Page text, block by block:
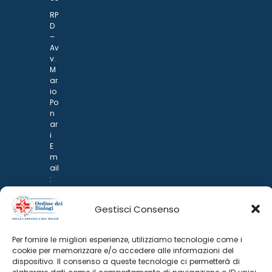
Gestisci Consenso
Per fornire le migliori esperienze, utilizziamo tecnologie come i
cookie per memorizzare e/o accedere alle informazioni del
dispositivo. Il consenso a queste tecnologie ci permetterà di
RP
D
–
Av
v.
M
ar
io
Po
n
ar
i
E
m
ail
:
rp
d
@
p
n
ar
i.it